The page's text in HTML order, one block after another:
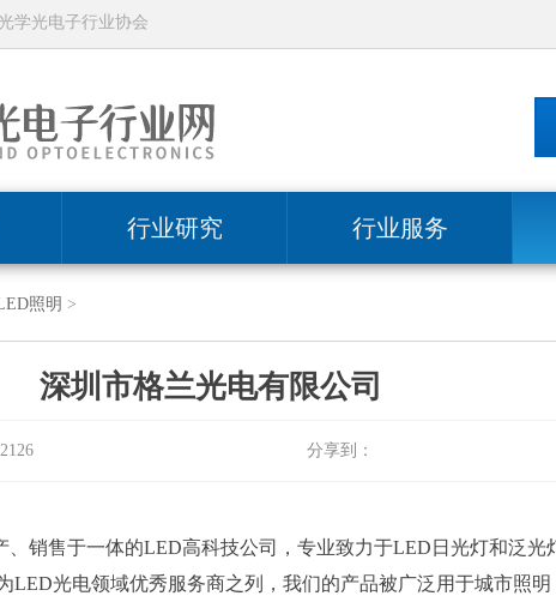
学光电子行业协会
行业研究 行业服务
照明 >
深圳市格兰光电有限公司
分享到：
销售于一体的LED高科技公司，专业致力于LED日光灯和泛光
LED光电领域优秀服务商之列，我们的产品被广泛用于城市照